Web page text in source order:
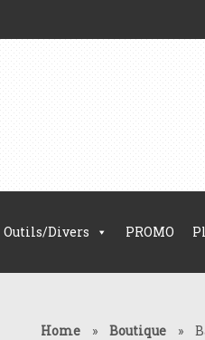
Outils/Divers PROMO
Home » Boutique »